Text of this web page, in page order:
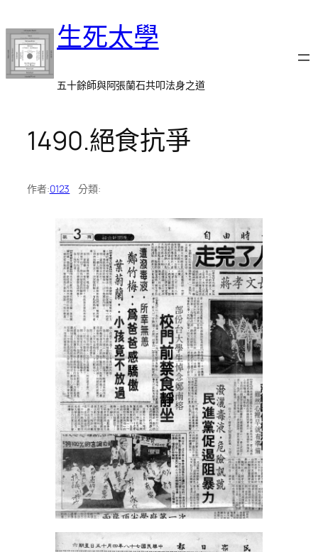
至
主
要
內
生死太學
五十餘師與阿張蘭石共叩法身之道
1490.絕食抗爭
作者:0123 分類: